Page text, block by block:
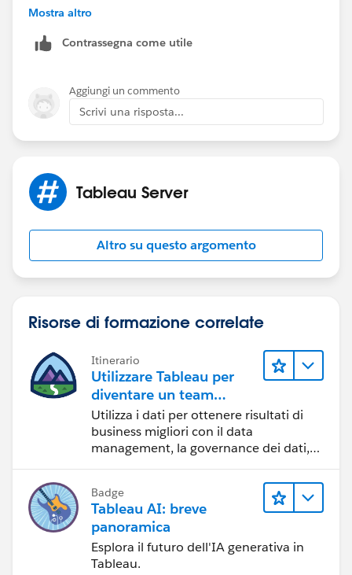
Tableau Server Admin as well as your system support
Mostra altro
Contrassegna come utile
Aggiungi un commento
Scrivi una risposta...
Tableau Server
Altro su questo argomento
Risorse di formazione correlate
Itinerario
Utilizzare Tableau per
diventare un team
orientato ai dati
Utilizza i dati per ottenere risultati di
business migliori con il data
management, la governance dei dati,
la condivisione di storie basate sui dati
e la collaborazione.
Badge
Tableau AI: breve
panoramica
Esplora il futuro dell'IA generativa in
Tableau.